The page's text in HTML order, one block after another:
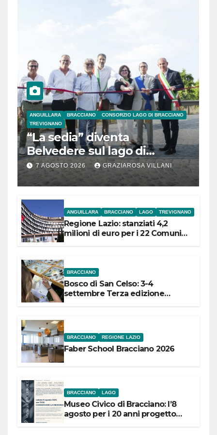
ANGUILLARA BRACCIANO
CONSORZIO LAGO DI BRACCIANO
TREVIGNANO
“La sedia” diventa
Belvedere sul lago di
Bracciano: ieri
l’inaugurazione
7 AGOSTO 2026 GRAZIAROSA VILLANI
ANGUILLARA BRACCIANO LAGO TREVIGNANO
Regione Lazio: stanziati 4,2
milioni di euro per i 22 Comuni
BRACCIANO
Bosco di San Celso: 3-4
settembre Terza edizione
BRACCIANO REGIONE LAZIO
Faber School Bracciano 2026
BRACCIANO LAGO
Museo Civico di Bracciano: l’8
agosto per i 20 anni progetto